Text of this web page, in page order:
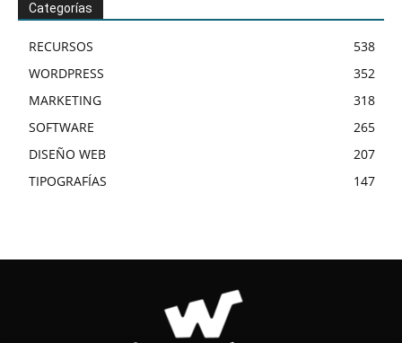
Categorías
RECURSOS
538
WORDPRESS
352
MARKETING
318
SOFTWARE
265
DISEÑO WEB
207
TIPOGRAFÍAS
147